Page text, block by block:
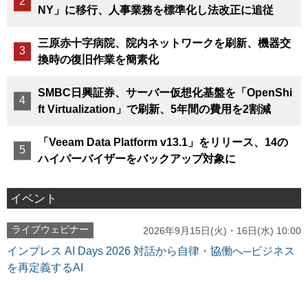
NY」に移行、人事業務を標準化し法改正に追従
三原赤十字病院、院内ネットワークを刷新、機器交
換時の復旧作業を簡素化
SMBC日興証券、サーバー仮想化基盤を「OpenShi
ft Virtualization」で刷新、5年間の費用を2割減
「Veeam Data Platform v13.1」をリリース、14の
ハイパーバイザーをバックアップ対象に
イベント
ライブウェビナー 2026年9月15日(火)・16日(水) 10:00
インプレス AI Days 2026 対話から自律・協働へ─ビジネス
を再定義するAI